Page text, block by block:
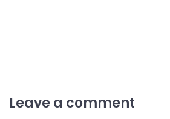
Leave a comment